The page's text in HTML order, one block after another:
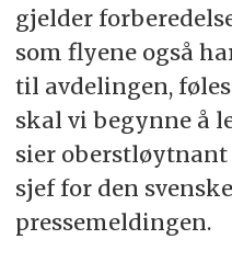
gjelder
som flyene også
til avdelingen,
skal vi begynne å
sier oberstløytnant
sjef for den
pressemeldingen.